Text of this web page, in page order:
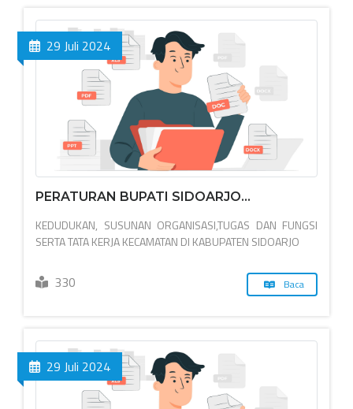
29 Juli 2024
PERATURAN BUPATI SIDOARJO...
KEDUDUKAN, SUSUNAN ORGANISASI,TUGAS DAN FUNGSI
SERTA TATA KERJA KECAMATAN DI KABUPATEN SIDOARJO
330 Baca
29 Juli 2024